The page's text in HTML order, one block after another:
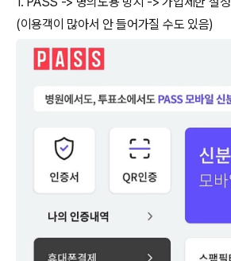
(이용객이 많아서 안 들어가질 수도 있음)